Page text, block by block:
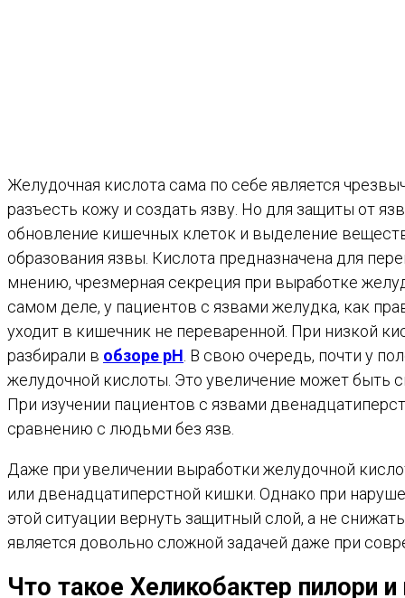
Желудочная кислота сама по себе является
разъесть кожу и создать язву. Но для защиты от
обновление кишечных клеток и выделение
образования язвы. Кислота предназначена для
мнению, чрезмерная секреция при выработке
самом деле, у пациентов с язвами желудка, как
уходит в кишечник не переваренной. При низкой
разбирали в обзоре pH . В свою очередь, почти у
желудочной кислоты. Это увеличение может быть
При изучении пациентов с язвами
сравнению с людьми без язв.
Даже при увеличении выработки желудочной
или двенадцатиперстной кишки. Однако при
этой ситуации вернуть защитный слой, а не
является довольно сложной задачей даже при
Что такое Хеликобактер пилори